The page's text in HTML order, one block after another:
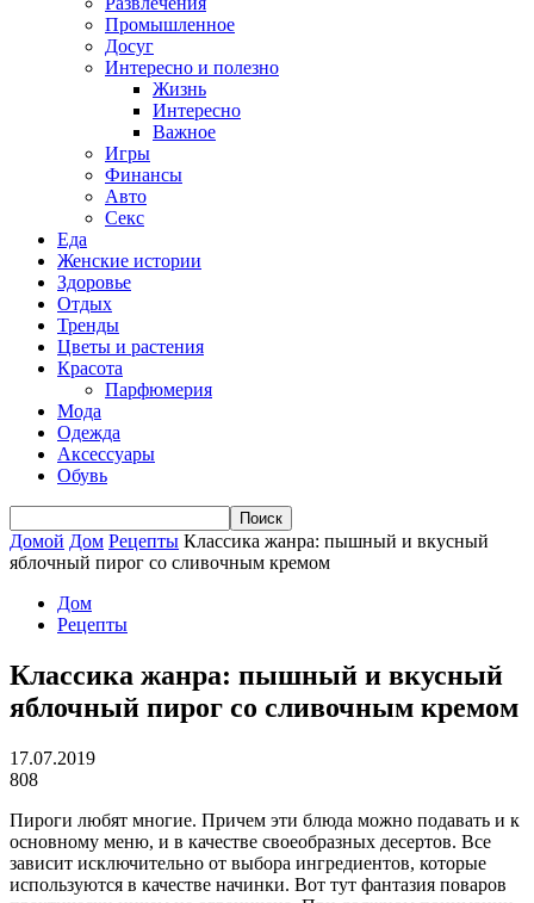
Промышленное
Досуг
Интересно и полезно
Жизнь
Интересно
Важное
Игры
Финансы
Авто
Секс
Еда
Женские истории
Здоровье
Отдых
Тренды
Цветы и растения
Красота
Парфюмерия
Мода
Одежда
Аксессуары
Обувь
Домой Дом Рецепты Классика жанра: пышный и вкусный
яблочный пирог со сливочным кремом
Дом
Рецепты
Классика жанра: пышный и вкусный
яблочный пирог со сливочным кремом
17.07.2019
808
Пироги любят многие. Причем эти блюда можно подавать и к
основному меню, и в качестве своеобразных десертов. Все
зависит исключительно от выбора ингредиентов, которые
используются в качестве начинки. Вот тут фантазия поваров